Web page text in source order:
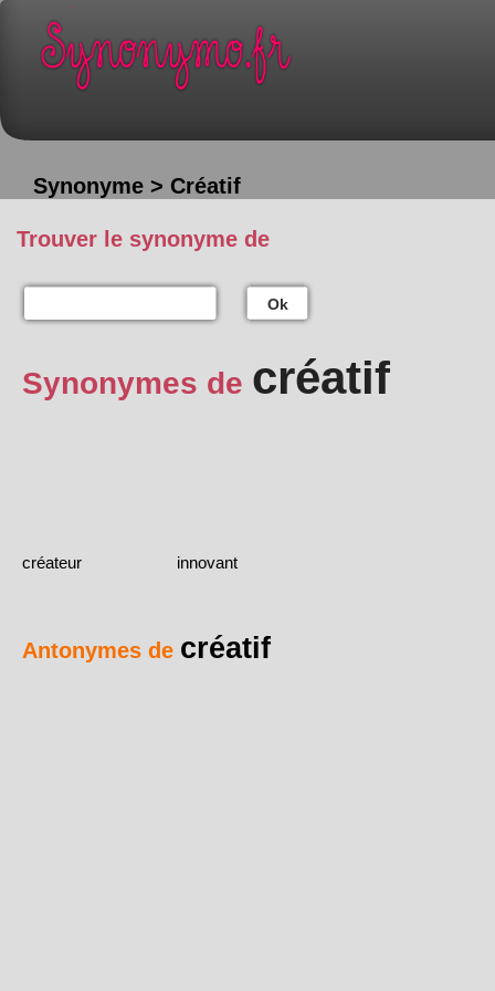
Synonyme > Créatif
Trouver le synonyme de
Ok
Synonymes de créatif
créateur innovant
Antonymes de créatif